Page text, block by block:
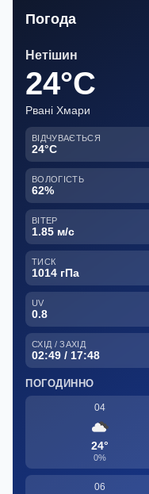
Погода
Нетішин
24°C
Рвані Хмари
ВІДЧУВАЄТЬСЯ
24°C
ВОЛОГІСТЬ
62%
ВІТЕР
1.85 м/с
ТИСК
1014 гПа
UV
0.8
СХІД / ЗАХІД
02:49 / 17:48
ПОГОДИННО
04
24°
0%
06